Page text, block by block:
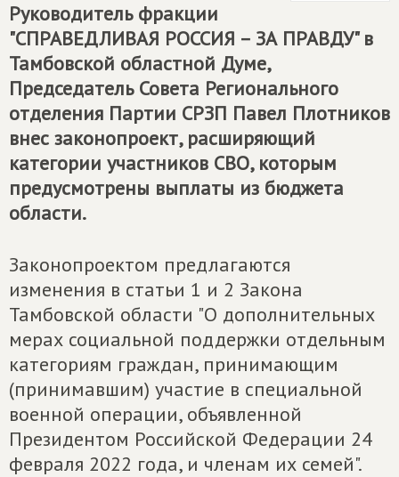
Руководитель фракции
"СПРАВЕДЛИВАЯ РОССИЯ – ЗА ПРАВДУ" в
Тамбовской областной Думе,
Председатель Совета Регионального
отделения Партии СРЗП Павел Плотников
внес законопроект, расширяющий
категории участников СВО, которым
предусмотрены выплаты из бюджета
области.
Законопроектом предлагаются
изменения в статьи 1 и 2 Закона
Тамбовской области "О дополнительных
мерах социальной поддержки отдельным
категориям граждан, принимающим
(принимавшим) участие в специальной
военной операции, объявленной
Президентом Российской Федерации 24
февраля 2022 года, и членам их семей".